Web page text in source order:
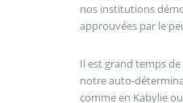
nos institutions
approuvées par le
Il est grand temps
notre auto-
comme en Kabylie